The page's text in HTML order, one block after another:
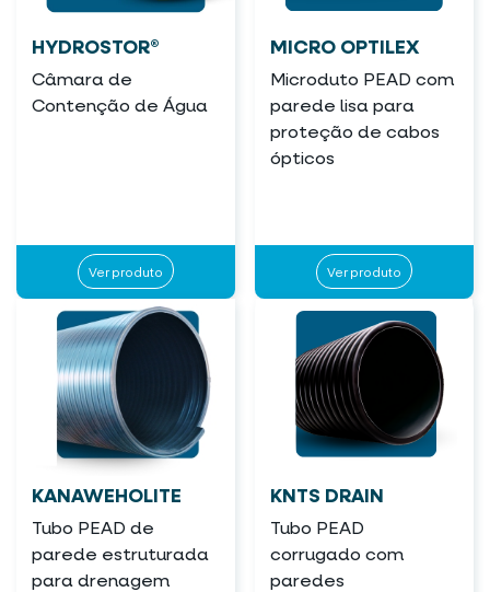
HYDROSTOR®
Câmara de
Contenção de Água
Ver produto
MICRO OPTILEX
Microduto PEAD com
parede lisa para
proteção de cabos
ópticos
Ver produto
KANAWEHOLITE
Tubo PEAD de
parede estruturada
para drenagem
KNTS DRAIN
Tubo PEAD
corrugado com
paredes